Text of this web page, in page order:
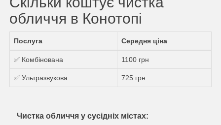
обличчя в Конотопі
Послуга Середня ціна
✅ Комбінована 1100 грн
✅ Ультразвукова 725 грн
Чистка обличчя у сусідніх містах: